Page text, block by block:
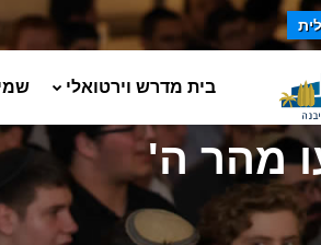
בית מדרש וירטואלי
מהר ה'